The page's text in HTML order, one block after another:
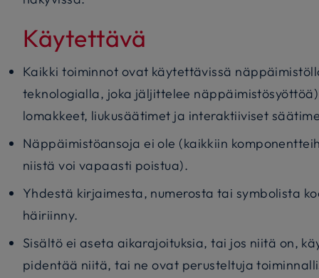
Käytettävä
Kaikki toiminnot ovat käytettävissä
teknologialla, joka jäljittelee
lomakkeet, liukusäätimet ja interaktiiviset
Näppäimistöansoja ei ole (kaikkiin
niistä voi vapaasti poistua).
Yhdestä kirjaimesta, numerosta tai symbolista
häiriinny.
Sisältö ei aseta aikarajoituksia, tai jos niitä on,
pidentää niitä, tai ne ovat perusteltuja